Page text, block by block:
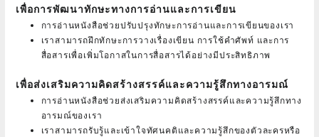
เพื่อการพัฒนาทักษะทางการอ่านและการเขียน
การอ่านหนังสือช่วยปรับปรุงทักษะการอ่านและการเขียนของเรา
เราสามารถฝึกทักษะการวางเรื่องเขียน การใช้คำศัพท์ และการ
สื่อสารเพื่อเพิ่มโอกาสในการสื่อสารได้อย่างมีประสิทธิภาพ
เพื่อส่งเสริมความคิดสร้างสรรค์และความรู้สึกทางอารมณ์
การอ่านหนังสือช่วยส่งเสริมความคิดสร้างสรรค์และความรู้สึกทาง
อารมณ์ของเรา
เราสามารถรับรู้และเข้าใจทัศนคติและความรู้สึกของตัวละครหรือ